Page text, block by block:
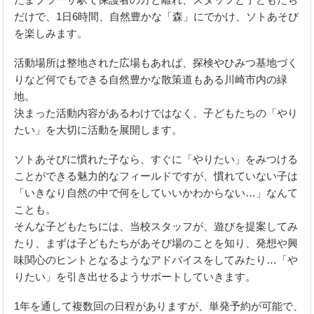
だけで、1日6時間、自然豊かな「森」にでかけ、ソトあそび
を楽しみます。
活動場所は整地された広場もあれば、探検やひみつ基地づく
りなど何でもできる自然豊かな散策道もある川崎市内の緑
地。
決まった活動内容があるわけではなく、子どもたちの「やり
たい」を大切に活動を展開します。
ソトあそびに慣れた子なら、すぐに「やりたい」をみつける
ことができる魅力的なフィールドですが、慣れていない子は
「いきなり自然の中で何をしていいかわからない…」なんて
ことも。
そんな子どもたちには、当校スタッフが、遊びを提案してみ
たり、まずは子どもたちがあそび場のことを知り、発想や興
味関心のヒントとなるようなアドバイスをしてみたり…「や
りたい」を引き出せるようサポートしていきます。
1年を通して複数回の日程がありますが、単発予約が可能で、